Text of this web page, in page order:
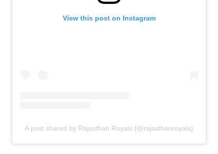
View this post on Instagram
A post shared by Rajasthan Royals (@rajasthanroyals)